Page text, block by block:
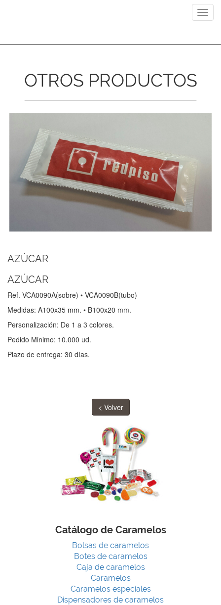
OTROS PRODUCTOS
AZÚCAR
AZÚCAR
Ref. VCA0090A(sobre) • VCA0090B(tubo)
Medidas: A100x35 mm. • B100x20 mm.
Personalización: De 1 a 3 colores.
Pedido Minimo: 10.000 ud.
Plazo de entrega: 30 días.
Next
< Volver
Catálogo de Caramelos
Bolsas de caramelos
Botes de caramelos
Caja de caramelos
Caramelos
Caramelos especiales
Dispensadores de caramelos